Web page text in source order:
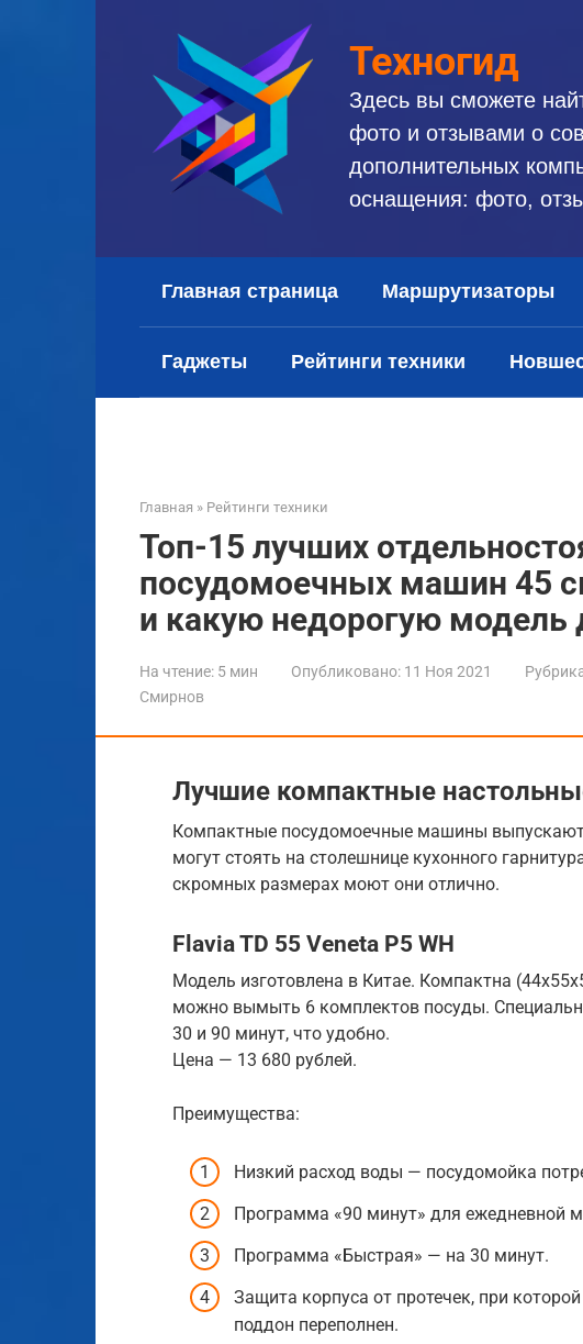
Техногид
Здесь вы сможете
фото и отзывами о
дополнительных
оснащения: фото,
Главная страница Маршрутизаторы
Гаджеты Рейтинги техники
Главная » Рейтинги техники
Топ-15 лучших
посудомоечных машин 45
и какую недорогую
На чтение: 5 мин Опубликовано: 11 Ноя 2021
Смирнов
Лучшие компактные
Компактные посудомоечные машины
могут стоять на столешнице кухонного
скромных размерах моют они отлично.
Flavia TD 55 Veneta P5 WH
Модель изготовлена в Китае. Компактна
можно вымыть 6 комплектов посуды.
30 и 90 минут, что удобно.
Цена — 13 680 рублей.
Преимущества:
Низкий расход воды — посудомойка
Программа «90 минут» для ежедневной
Программа «Быстрая» — на 30 минут.
Защита корпуса от протечек, при
поддон переполнен.